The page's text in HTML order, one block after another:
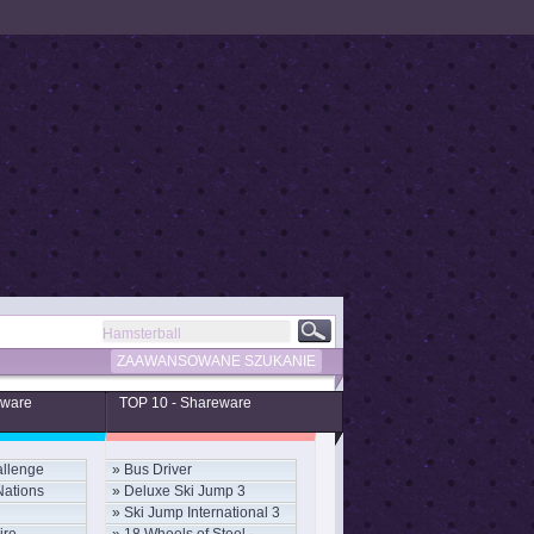
ZAAWANSOWANE SZUKANIE
TOP 10 - Shareware
» Bus Driver
» Deluxe Ski Jump 3
» Ski Jump International 3